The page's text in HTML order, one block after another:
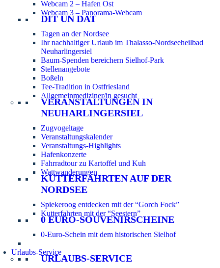
Webcam 2 – Hafen Ost
Webcam 3 – Panorama-Webcam
DIT UN DAT
Tagen an der Nordsee
Ihr nachhaltiger Urlaub im Thalasso-Nordseeheilbad
Neuharlingersiel
Baum-Spenden bereichern Sielhof-Park
Stellenangebote
Boßeln
Tee-Tradition in Ostfriesland
Allgemeinmediziner/in gesucht
VERANSTALTUNGEN IN
NEUHARLINGERSIEL
Zugvogeltage
Veranstaltungskalender
Veranstaltungs-Highlights
Hafenkonzerte
Fahrradtour zu Kartoffel und Kuh
Wattwanderungen
KUTTERFAHRTEN AUF DER
NORDSEE
Spiekeroog entdecken mit der “Gorch Fock”
Kutterfahrten mit der “Seestern”
0 EURO-SOUVENIRSCHEINE
0-Euro-Schein mit dem historischen Sielhof
Urlaubs-Service
URLAUBS-SERVICE